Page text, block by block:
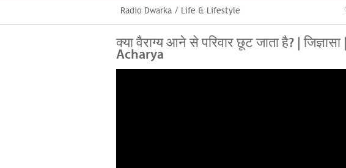
Radio Dwarka / Life & Lifestyle
क्या वैराग्य आने से परिवार छूट जाता है? |
Acharya